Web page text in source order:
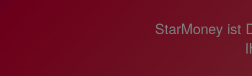
StarMoney ist